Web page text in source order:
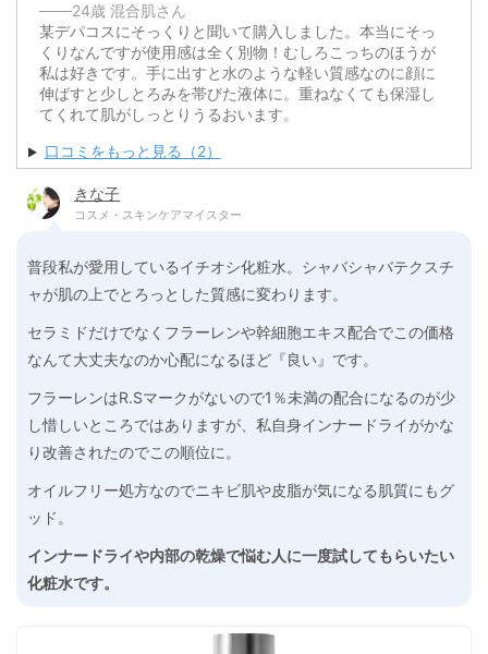
───24歳 混合肌さん
某デパコスにそっくりと聞いて購入しました。本当にそっ
くりなんですが使用感は全く別物！むしろこっちのほうが
私は好きです。手に出すと水のような軽い質感なのに顔に
伸ばすと少しとろみを帯びた液体に。重ねなくても保湿し
てくれて肌がしっとりうるおいます。
口コミをもっと見る（2）
きな子
コスメ・スキンケアマイスター
普段私が愛用しているイチオシ化粧水。シャバシャバテクスチ
ャが肌の上でとろっとした質感に変わります。
セラミドだけでなくフラーレンや幹細胞エキス配合でこの価格
なんて大丈夫なのか心配になるほど『良い』です。
フラーレンはR.Sマークがないので1％未満の配合になるのが少
し惜しいところではありますが、私自身インナードライがかな
り改善されたのでこの順位に。
オイルフリー処方なのでニキビ肌や皮脂が気になる肌質にもグ
ッド。
インナードライや内部の乾燥で悩む人に一度試してもらいたい
化粧水です。